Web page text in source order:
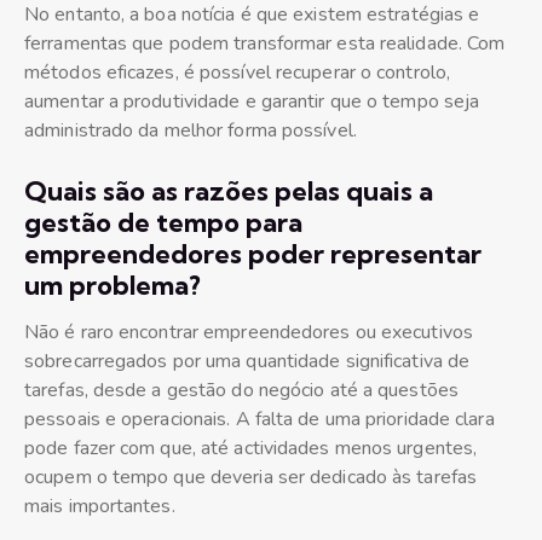
No entanto, a boa notícia é que existem estratégias e
ferramentas que podem transformar esta realidade. Com
métodos eficazes, é possível recuperar o controlo,
aumentar a produtividade e garantir que o tempo seja
administrado da melhor forma possível.
Quais são as razões pelas quais a
gestão de tempo para
empreendedores poder representar
um problema?
Não é raro encontrar empreendedores ou executivos
sobrecarregados por uma quantidade significativa de
tarefas, desde a gestão do negócio até a questões
pessoais e operacionais. A falta de uma prioridade clara
pode fazer com que, até actividades menos urgentes,
ocupem o tempo que deveria ser dedicado às tarefas
mais importantes.